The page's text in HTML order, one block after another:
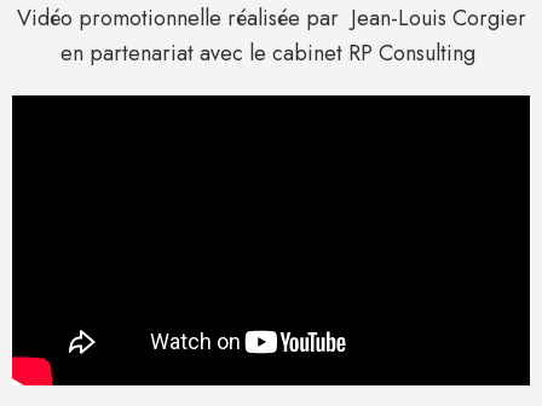
Vidéo promotionnelle réalisée par Jean-Louis Corgier
en partenariat avec le cabinet RP Consulting